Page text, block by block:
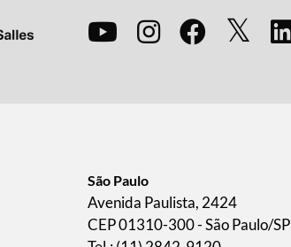
São Paulo
Avenida Paulista, 2424
CEP 01310-300 - São Paulo/SP